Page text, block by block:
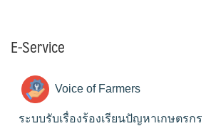
E-Service
Voice of Farmers
ระบบรับเรื่องร้องเรียนปัญหาเกษตรกร